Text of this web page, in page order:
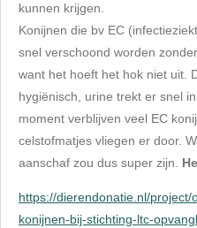
kunnen krijgen.
Konijnen die bv EC
snel verschoond worden
want het hoeft het hok niet uit.
hygiënisch, urine trekt er snel
moment verblijven veel EC
celstofmatjes vliegen er door.
aanschaf zou dus super zijn.
https://dierendonatie.nl/
konijnen-bij-stichting-ltc-